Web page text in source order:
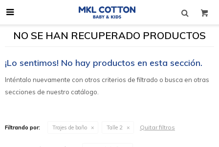

NO SE HAN RECUPERADO PRODUCTOS
¡Lo sentimos! No hay productos en esta sección.
Inténtalo nuevamente con otros criterios de filtrado o busca en otras
secciones de nuestro catálogo.
Filtrando por: Trajes de baño Talle 2 Quitar filtros